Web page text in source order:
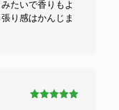
たいで香りもよ
り感はかんじま